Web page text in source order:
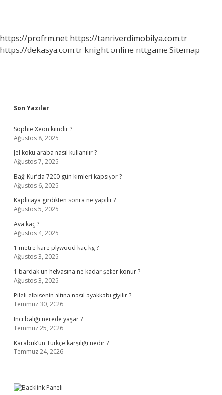
2024
https://profrm.net https://tanriverdimobilya.com.tr
https://dekasya.com.tr knight online nttgame Sitemap
Sidebar
Son Yazılar
Sophie Xeon kimdir ?
Ağustos 8, 2026
Jel koku araba nasıl kullanılır ?
Ağustos 7, 2026
Bağ-Kur’da 7200 gün kimleri kapsıyor ?
Ağustos 6, 2026
Kaplicaya girdikten sonra ne yapılır ?
Ağustos 5, 2026
Ava kaç ?
Ağustos 4, 2026
1 metre kare plywood kaç kg ?
Ağustos 3, 2026
1 bardak un helvasına ne kadar şeker konur ?
Ağustos 3, 2026
Pileli elbisenin altına nasıl ayakkabı giyilir ?
Temmuz 30, 2026
Inci balığı nerede yaşar ?
Temmuz 25, 2026
Karabük’ün Türkçe karşılığı nedir ?
Temmuz 24, 2026